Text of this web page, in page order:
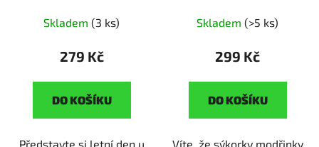
milovnice přírody
Skladem (3 ks)
279 Kč
DO KOŠÍKU
Představte si letní den u
milovníky přírody
Skladem (>5 ks)
299 Kč
DO KOŠÍKU
Víte, že sýkorky modřinky